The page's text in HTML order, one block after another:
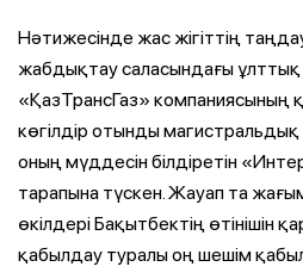
Нәтижесінде жас жігіттің
жабдықтау саласындағы
«ҚазТрансГаз» компаниясының
көгілдір отынды
оның мүддесін білдіретін
тарапына түскен. Жауап та
өкілдері Бақытбектің өтінішін
қабылдау туралы оң шешім